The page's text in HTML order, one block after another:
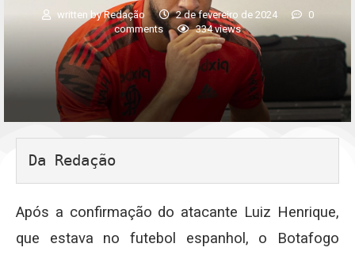
written byRedação 2 de fevereiro de 2024
0
comments
334views
Da Redação
Após a confirmação do atacante Luiz Henrique,
que estava no futebol espanhol, o Botafogo